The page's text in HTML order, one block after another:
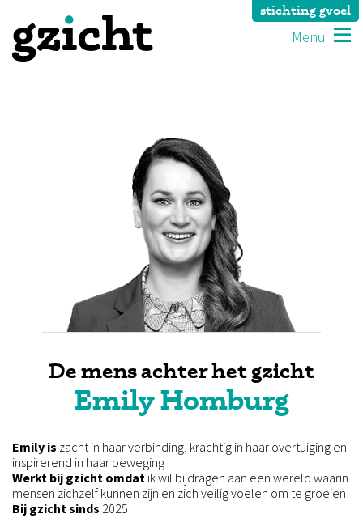
Menu
stichting gvoel
De mens achter het gzicht
Emily Homburg
Emilyis zacht in haar verbinding, krachtig in haar overtuiging en
inspirerend in haar beweging
Werkt bij gzicht omdatik wil bijdragen aan een wereld waarin
mensen zichzelf kunnen zijn en zich veilig voelen om te groeien
Bij gzicht sinds 2025